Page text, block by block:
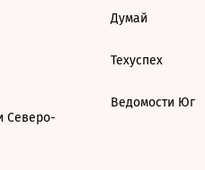
Северо-
Думай
Техуспех
Ведомости Юг